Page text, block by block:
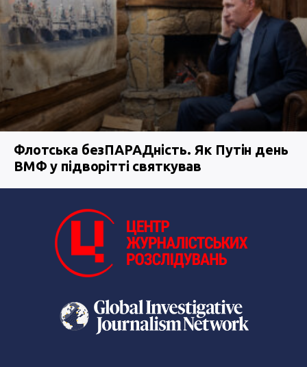
Флотська безПАРАДність. Як Путін день
ВМФ у підворітті святкував